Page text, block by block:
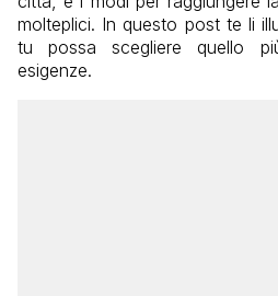
molteplici. In questo post te li
tu possa scegliere quello
esigenze.